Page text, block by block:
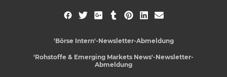
'Börse Intern'-Newsletter-Abmeldung
'Rohstoffe & Emerging Markets News'-Newsletter-
Abmeldung